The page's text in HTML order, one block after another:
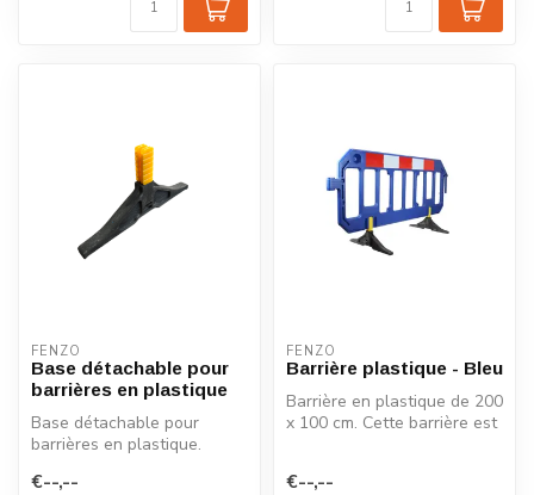
FENZO
Base détachable pour
barrières en plastique
Base détachable pour
barrières en plastique.
€--,--
FENZO
Barrière plastique - Bleu
Barrière en plastique de 200
x 100 cm. Cette barrière est
€--,--